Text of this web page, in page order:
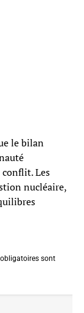
le bilan
Les
nucléaire,
sont